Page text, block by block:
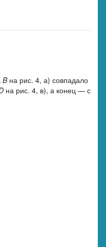
Bна рис. 4, а) совпадало
на рис. 4, в), а конец — с